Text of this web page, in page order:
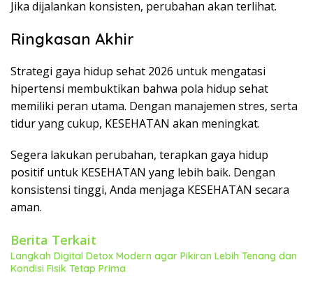
Jika dijalankan konsisten, perubahan akan terlihat.
Ringkasan Akhir
Strategi gaya hidup sehat 2026 untuk mengatasi
hipertensi membuktikan bahwa pola hidup sehat
memiliki peran utama. Dengan manajemen stres, serta
tidur yang cukup, KESEHATAN akan meningkat.
Segera lakukan perubahan, terapkan gaya hidup
positif untuk KESEHATAN yang lebih baik. Dengan
konsistensi tinggi, Anda menjaga KESEHATAN secara
aman.
Berita Terkait
Langkah Digital Detox Modern agar Pikiran Lebih Tenang dan
Kondisi Fisik Tetap Prima